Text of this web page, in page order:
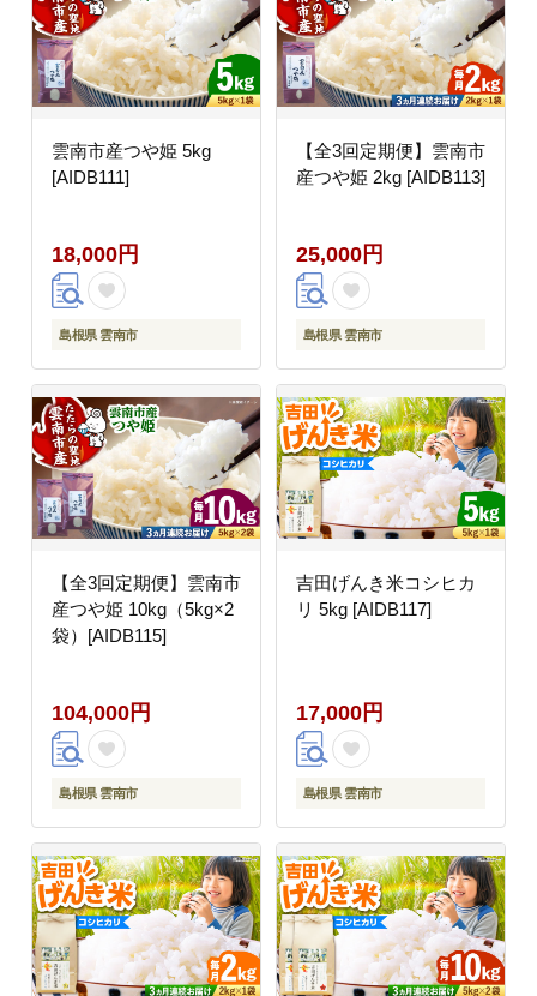
雲南市産つや姫 5kg
[AIDB111]
18,000円
島根県 雲南市
【全3回定期便】雲南市
産つや姫 2kg [AIDB113]
25,000円
島根県 雲南市
【全3回定期便】雲南市
産つや姫 10kg（5kg×2
袋）[AIDB115]
104,000円
島根県 雲南市
吉田げんき米コシヒカ
リ 5kg [AIDB117]
17,000円
島根県 雲南市